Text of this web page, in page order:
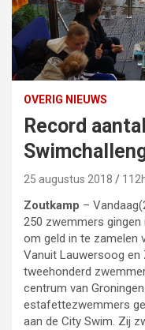
OVERIG NIEUWS
Record
25 augustus 2018
Zoutkamp –
250 zwemmers
om geld in te zamelen
Vanuit Lauwersoog en
tweehonderd
centrum van
estafettezwemmers
aan de City Swim. Zij